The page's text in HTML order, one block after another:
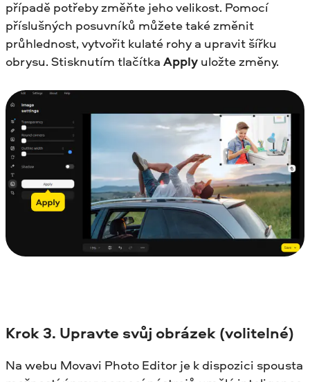
případě potřeby změňte jeho velikost. Pomocí
příslušných posuvníků můžete také změnit
průhlednost, vytvořit kulaté rohy a upravit šířku
obrysu. Stisknutím tlačítka Apply uložte změny.
Krok 3. Upravte svůj obrázek (volitelné)
Na webu Movavi Photo Editor je k dispozici spousta